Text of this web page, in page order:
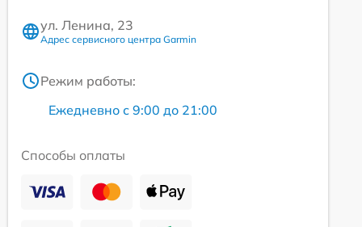
ул. Ленина, 23
Адрес сервисного центра Garmin
Режим работы:
Ежедневно с 9:00 до 21:00
Способы оплаты